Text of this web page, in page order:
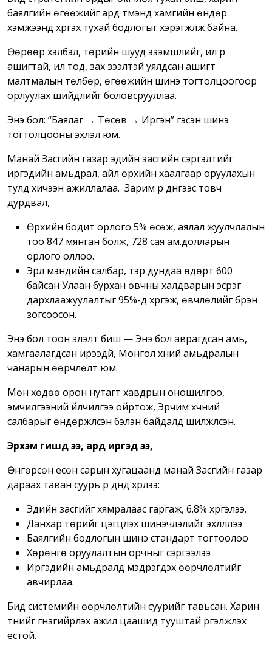
баялгийн өгөөжийг ард түмэнд хамгийн өндөр
хэмжээнд хүргэх тухай бодлогыг хэрэгжүүлж байна.
Өөрөөр хэлбэл, төрийн шууд эзэмшлийг, илүү үр
ашигтай, ил тод, зах зээлтэй уялдсан ашигт
малтмалын төлбөр, өгөөжийн шинэ тогтолцоогоор
орлуулах шийдлийг боловсрууллаа.
Энэ бол: “Баялаг → Төсөв → Иргэн” гэсэн шинэ
тогтолцооны эхлэл юм.
Манай Засгийн газар эдийн засгийн сэргэлтийг
иргэдийн амьдрал, айл өрхийн хаалгаар оруулахын
тулд хичээн ажиллалаа. Зарим үр дүнгээс товч
дурдвал,
Өрхийн бодит орлого 5% өсөж, аялал жуулчлалын
тоо 847 мянган болж, 728 сая ам.долларын
орлого оллоо.
Эрүүл мэндийн салбар, тэр дундаа өдөрт 600
байсан Улаан бурхан өвчны халдварын эсрэг
дархлаажуулалтыг 95%-д хүргэж, өвчлөлийг бүрэн
зогсоосон.
Энэ бол тоон үзүүлэлт биш — Энэ бол аврагдсан амь,
хамгаалагдсан ирээдүй, Монгол хүний амьдралын
чанарын өөрчлөлт юм.
Мөн хөдөө орон нутагт хавдрын оношилгоо,
эмчилгээний үйлчилгээ ойртож, Эрчим хүчний
салбарыг өндөржүүлсэн бэлэн байдалд шилжүүлсэн.
Эрхэм гишүүд ээ, ард иргэд ээ,
Өнгөрсөн есөн сарын хугацаанд манай Засгийн газар
дараах таван суурь үр дүнд хүрлээ:
Эдийн засгийг хямралаас гаргаж, 6.8% хүргэлээ.
Данхар төрийг цэгцлэх шинэчлэлийг эхлүүллээ
Баялгийн бодлогын шинэ стандарт тогтоолоо
Хөрөнгө оруулалтын орчныг сэргээлээ
Иргэдийн амьдралд мэдрэгдэх өөрчлөлтийг
авчирлаа.
Бид системийн өөрчлөлтийн суурийг тавьсан. Харин
түүнийг гүнзгийрүүлэх ажил цаашид тууштай үргэлжлэх
ёстой.